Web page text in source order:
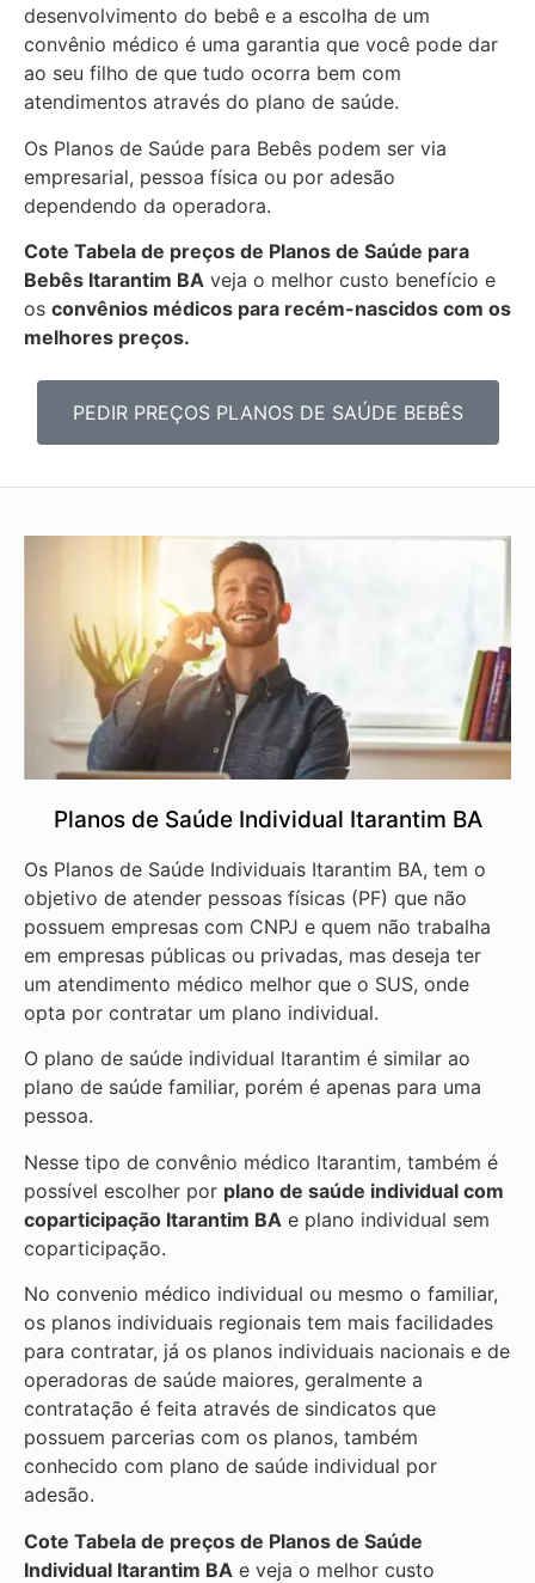
desenvolvimento do bebê e a escolha de um
convênio médico é uma garantia que você pode dar
ao seu filho de que tudo ocorra bem com
atendimentos através do plano de saúde.
Os Planos de Saúde para Bebês podem ser via
empresarial, pessoa física ou por adesão
dependendo da operadora.
Cote Tabela de preços de Planos de Saúde para
Bebês Itarantim BA veja o melhor custo benefício e
os convênios médicos para recém-nascidos com os
melhores preços.
PEDIR PREÇOS PLANOS DE SAÚDE BEBÊS
Planos de Saúde Individual Itarantim BA
Os Planos de Saúde Individuais Itarantim BA, tem o
objetivo de atender pessoas físicas (PF) que não
possuem empresas com CNPJ e quem não trabalha
em empresas públicas ou privadas, mas deseja ter
um atendimento médico melhor que o SUS, onde
opta por contratar um plano individual.
O plano de saúde individual Itarantim é similar ao
plano de saúde familiar, porém é apenas para uma
pessoa.
Nesse tipo de convênio médico Itarantim, também é
possível escolher por plano de saúde individual com
coparticipação Itarantim BA e plano individual sem
coparticipação.
No convenio médico individual ou mesmo o familiar,
os planos individuais regionais tem mais facilidades
para contratar, já os planos individuais nacionais e de
operadoras de saúde maiores, geralmente a
contratação é feita através de sindicatos que
possuem parcerias com os planos, também
conhecido com plano de saúde individual por
adesão.
Cote Tabela de preços de Planos de Saúde
Individual Itarantim BA e veja o melhor custo